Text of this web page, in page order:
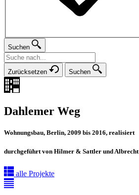
Suchen
Zurücksetzen Suchen
Dahlemer Weg
Wohnungsbau, Berlin, 2009 bis 2016, realisiert
durchgeführt von Hilmer & Sattler und Albrecht
alle Projekte